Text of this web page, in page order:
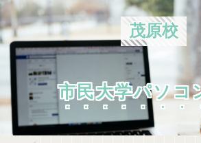
茂原校
市民大学パソコ